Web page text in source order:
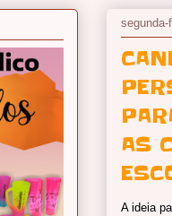
segunda-
AS
A ideia